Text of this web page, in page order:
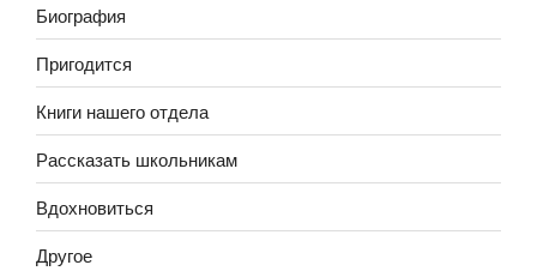
Биография
Пригодится
Книги нашего отдела
Рассказать школьникам
Вдохновиться
Другое